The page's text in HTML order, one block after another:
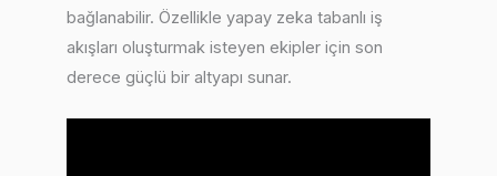
bağlanabilir. Özellikle yapay zeka tabanlı iş
akışları oluşturmak isteyen ekipler için son
derece güçlü bir altyapı sunar.